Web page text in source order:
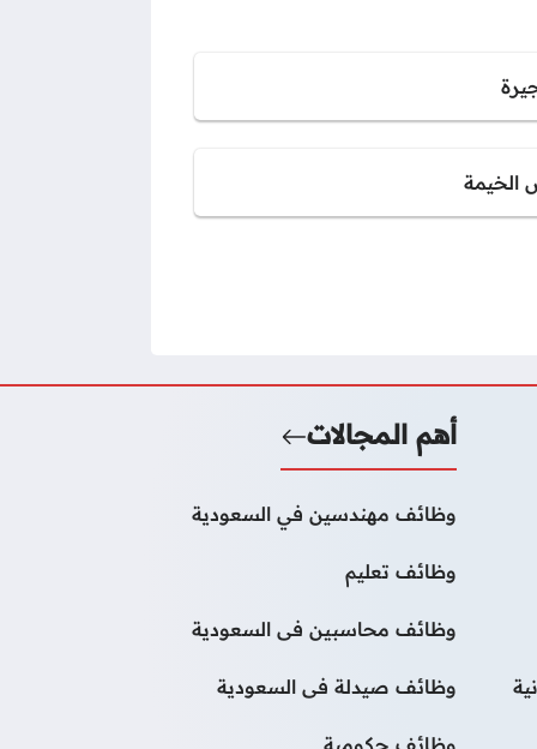
الخيمة
أهم المجالات
وظائف مهندسين في السعودية
وظائف تعليم
وظائف محاسبين فى السعودية
وظائف صيدلة فى السعودية
وظائف حكومية